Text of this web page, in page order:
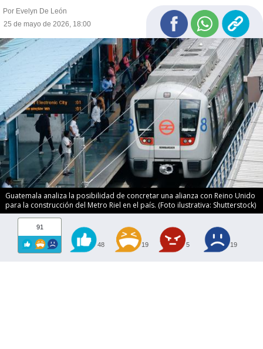
Por Evelyn De León
25 de mayo de 2026, 18:00
Guatemala analiza la posibilidad de concretar una alianza con Reino Unido
para la construcción del Metro Riel en el país. (Foto ilustrativa: Shutterstock)
91
48 19 5 19